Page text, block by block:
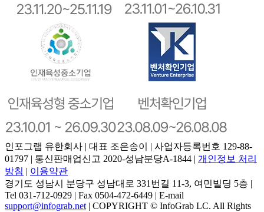
인포그랩 유한회사 | 대표 조은송이 | 사업자등록번호 129-88-
01797 | 통신판매업신고 2020-성남분당A-1844 | 개인정보 처리
방침 | 이용약관
경기도 성남시 분당구 성남대로 331번길 11-3, 여민빌딩 5층 |
Tel 031-712-0929 | Fax 0504-472-6449 | E-mail
support@infograb.net | COPYRIGHT © InfoGrab LC. All Rights